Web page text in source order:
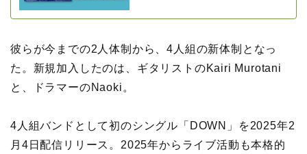
彼らが今までの2人体制から、4人組の新体制となっ
た。新規加入したのは、ギタリストのKairi Murotani
と、ドラマーのNaoki。
4人組バンドとして初のシングル「DOWN」を2025年2
月4日配信リリース。2025年からライブ活動も本格的